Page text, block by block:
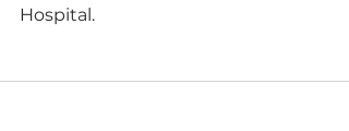
Hospital.